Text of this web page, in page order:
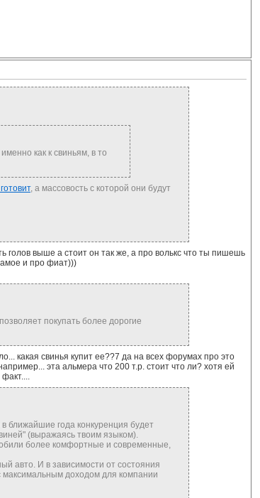
как к свиньям, в то
, а массовость с которой они будут
голов выше а стоит он так же, а про волькс что ты пишешь
и про фиат)))
покупать более дорогие
какая свинья купит ее??7 да на всех форумах про это
эта альмера что 200 т.р. стоит что ли? хотя ей
ближайшие года конкуренция будет
(выражаясь твоим языком).
более комфортные и современные,
авто. И в зависимости от состояния
максимальным доходом для компании